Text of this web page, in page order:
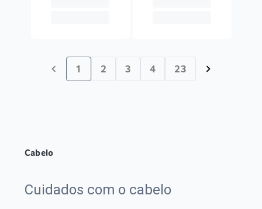
chevron_left 1 2 3 4 23 chevron_right
Cabelo
Cuidados com o cabelo